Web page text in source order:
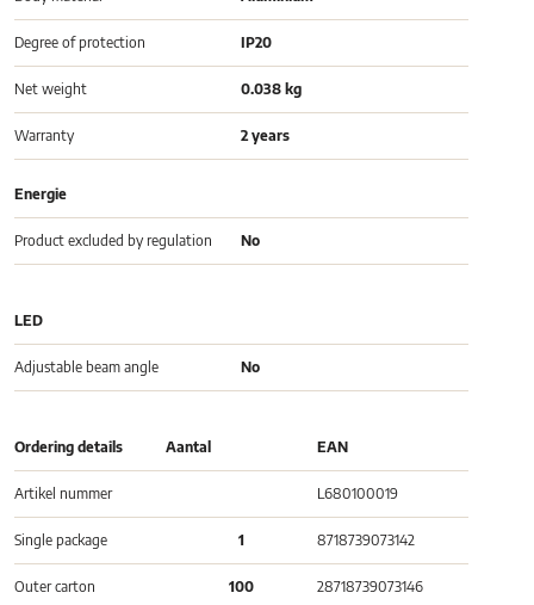
Degree of protection IP20
Net weight 0.038 kg
Warranty 2 years
Energie
Product excluded by regulation No
LED
Adjustable beam angle No
Ordering details Aantal EAN
Artikel nummer L680100019
Single package 1 8718739073142
Outer carton 100 28718739073146